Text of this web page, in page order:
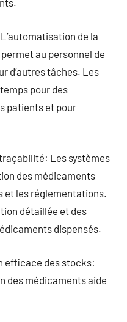
de la
au personnel de
d’autres tâches. Les
pour des
patients et pour
Les systèmes
des médicaments
et les réglementations.
détaillée et des
dispensés.
efficace des stocks:
des médicaments aide